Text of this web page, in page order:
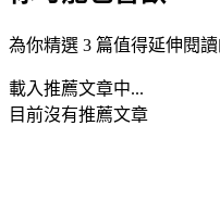
為你精選 3 篇值得延伸閱
載入推薦文章中...
目前沒有推薦文章